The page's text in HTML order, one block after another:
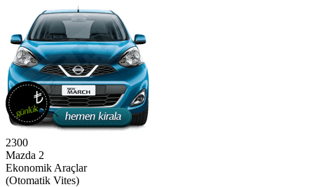
2300
Mazda 2
Ekonomik Araçlar
(Otomatik Vites)